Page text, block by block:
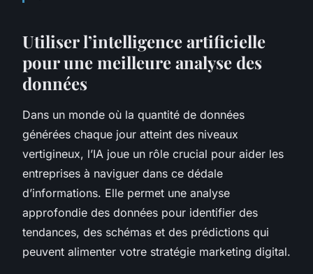
Utiliser l’intelligence artificielle
pour une meilleure analyse des
données
Dans un monde où la quantité de données
générées chaque jour atteint des niveaux
vertigineux, l’IA joue un rôle crucial pour aider les
entreprises à naviguer dans ce dédale
d’informations. Elle permet une analyse
approfondie des données pour identifier des
tendances, des schémas et des prédictions qui
peuvent alimenter votre stratégie marketing digital.